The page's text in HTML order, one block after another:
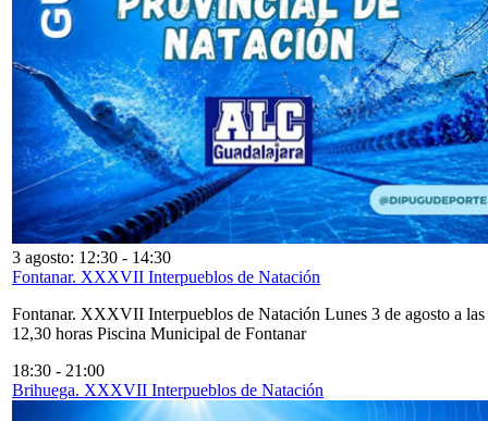
3 agosto: 12:30 - 14:30
Fontanar. XXXVII Interpueblos de Natación
Fontanar. XXXVII Interpueblos de Natación Lunes 3 de agosto a las
12,30 horas Piscina Municipal de Fontanar
18:30 - 21:00
Brihuega. XXXVII Interpueblos de Natación